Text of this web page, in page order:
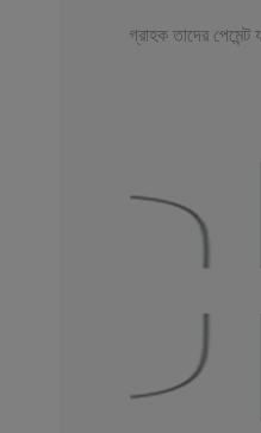
গ্রাহক তাদের পেমেন্ট